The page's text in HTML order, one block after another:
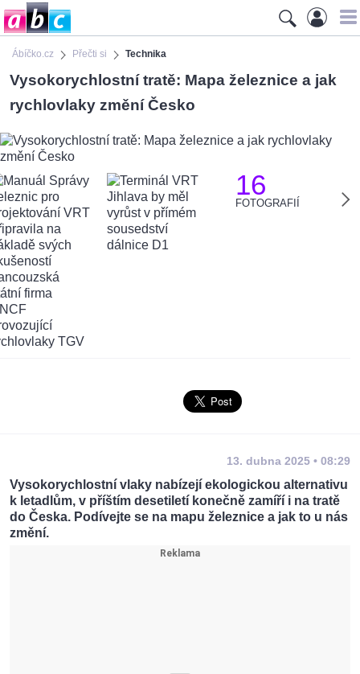
Ábíčko.cz Přečti si Technika
Vysokorychlostní tratě: Mapa železnice a jak
rychlovlaky změní Česko
16
FOTOGRAFIÍ
13. dubna 2025 • 08:29
Vysokorychlostní vlaky nabízejí ekologickou alternativu
k letadlům, v příštím desetiletí konečně zamíří i na tratě
do Česka. Podívejte se na mapu železnice a jak to u nás
změní.